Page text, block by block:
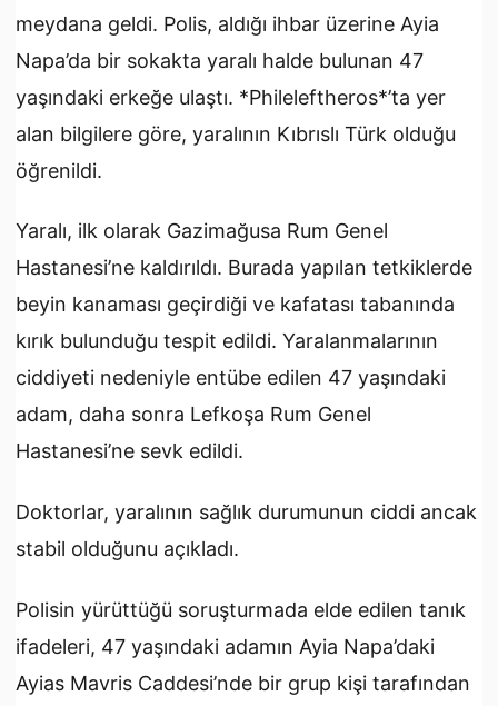
meydana geldi. Polis, aldığı ihbar üzerine Ayia
Napa’da bir sokakta yaralı halde bulunan 47
yaşındaki erkeğe ulaştı. *Phileleftheros*’ta yer
alan bilgilere göre, yaralının Kıbrıslı Türk olduğu
öğrenildi.
Yaralı, ilk olarak Gazimağusa Rum Genel
Hastanesi’ne kaldırıldı. Burada yapılan tetkiklerde
beyin kanaması geçirdiği ve kafatası tabanında
kırık bulunduğu tespit edildi. Yaralanmalarının
ciddiyeti nedeniyle entübe edilen 47 yaşındaki
adam, daha sonra Lefkoşa Rum Genel
Hastanesi’ne sevk edildi.
Doktorlar, yaralının sağlık durumunun ciddi ancak
stabil olduğunu açıkladı.
Polisin yürüttüğü soruşturmada elde edilen tanık
ifadeleri, 47 yaşındaki adamın Ayia Napa’daki
Ayias Mavris Caddesi’nde bir grup kişi tarafından